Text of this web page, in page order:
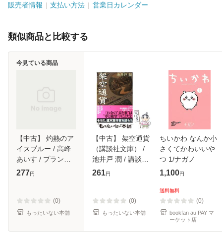
販売者情報 支払い方法 営業日カレンダー
類似商品と比較する
【中古】 灼熱のア
イスブルー / 高峰
あいす / プランタ
ン出版 [文庫]【メ
277円
(0)
もったいない本舗
今見ている商品
【中古】 架空通貨
（講談社文庫） /
池井戸 潤 / 講談社
[文庫]【メール便送
261円
(0)
もったいない本舗
ちいかわ なんか小
さくてかわいいや
つ 1/ナガノ
1,100円
送料無料
(0)
bookfan au PAY マ
ーケット店